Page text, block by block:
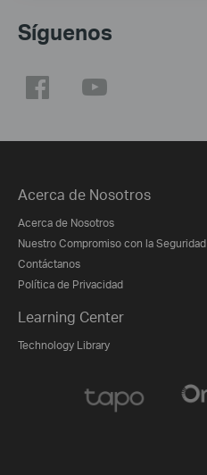
Síguenos
Acerca de Nosotros
Acerca de Nosotros
Nuestro Compromiso con la Seguridad
Contáctanos
Política de Privacidad
Learning Center
Technology Library